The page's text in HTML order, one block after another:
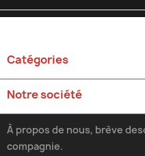
Catégories
Notre société
À propos de nous, brève
compagnie.